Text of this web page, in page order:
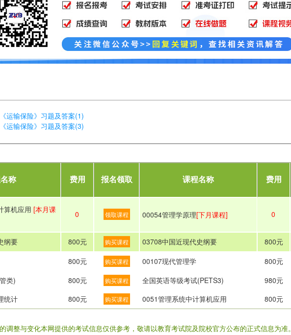
运输保险》习题及答案(1)
运输保险》习题及答案(3)
称 费用 报名领取 课程名称 费用
算机应用 [本月课
0 领取课程 00054管理学原理[下月课程] 0
纲要 800元 购买课程 03708中国近现代史纲要 800元
800元 购买课程 00107现代管理学 800元
类) 800元 购买课程 全国英语等级考试(PETS3) 980元
统计 800元 购买课程 0051管理系统中计算机应用 800元
调整与变化本网提供的考试信息仅供参考，敬请以教育考试院及院校官方公布的正式信息为准。